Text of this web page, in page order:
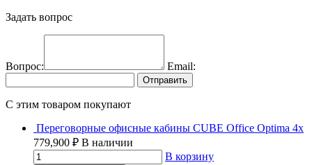
Задать вопрос
Вопрос: Email:
Отправить
C этим товаром покупают
Переговорные офисные кабины CUBE Office Optima 4x
779,900 ₽ В наличии
В корзину